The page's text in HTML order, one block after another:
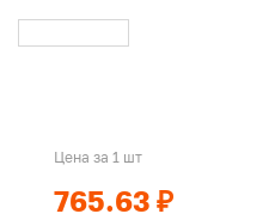
Цена за 1 шт
765.63 ₽